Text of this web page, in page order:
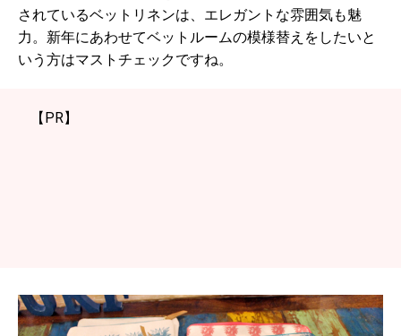
されているベットリネンは、エレガントな雰囲気も魅
力。新年にあわせてベットルームの模様替えをしたいと
いう方はマストチェックですね。
【PR】